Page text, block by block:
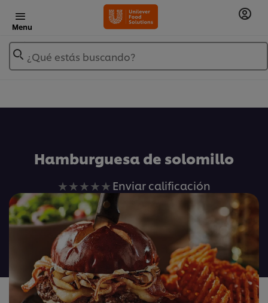
Menu
¿Qué estás buscando?
Hamburguesa de solomillo
No
han
enviado
calificaciones
para
este
recipe
Enviar calificación